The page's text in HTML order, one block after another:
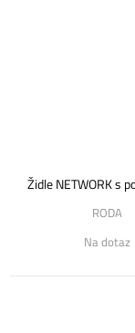
Židle NETWORK s
RODA
Na dotaz